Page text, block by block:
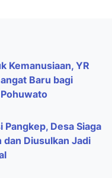
Kemanusiaan, YR
Baru bagi
Desa Siaga
dan Diusulkan Jadi